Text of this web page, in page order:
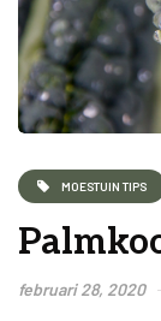
MOESTUIN TIPS
februari 28, 2020